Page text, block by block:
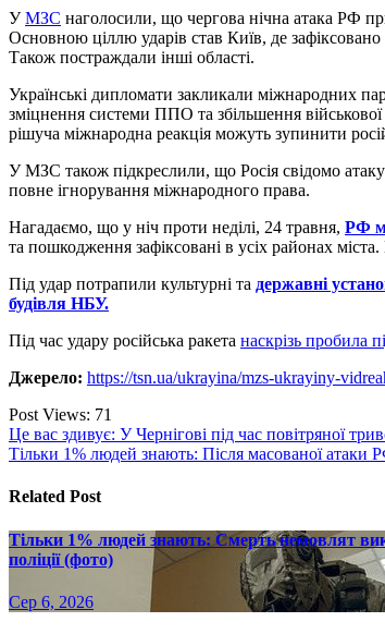
УМЗС наголосили, що чергова нічна атака РФ
Основною ціллю ударів став Київ, де
Також постраждали інші області.
Українські дипломати закликали міжнародних
зміцнення системи ППО та збільшення
рішуча міжнародна реакція можуть зупинити
У МЗС також підкреслили, що Росія свідомо
повне ігнорування міжнародного права.
Нагадаємо, що у ніч проти неділі, 24 травня, РФ
та пошкодження зафіксовані в усіх районах
Під удар потрапили культурні та державні
будівля НБУ.
Під час удару російська ракета наскрізь пробила
Джерело: https://tsn.ua/ukrayina/mzs-ukrayiny-
Post Views: 71
Навігація
записів
Це вас здивує: У Чернігові під час повітряної
Тільки 1% людей знають: Після масованої
Related Post
Тільки 1% людей знають: Смерть немовлят
поліції (фото)
Сер 6, 2026